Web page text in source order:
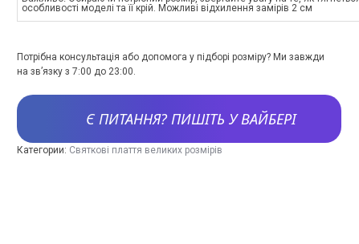
особливості моделі та її крій. Можливі відхилення замірів 2 см
Потрібна консультація або допомога у підборі розміру? Ми завжди
на зв’язку з 7:00 до 23:00.
Є ПИТАННЯ? ПИШІТЬ У ВАЙБЕРІ
Категории: Святкові плаття великих розмірів